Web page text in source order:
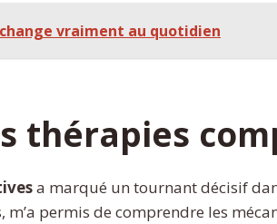
vraiment au quotidien
thérapies
a marqué un tournant décisif
permis de comprendre les